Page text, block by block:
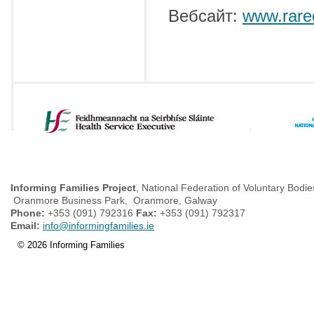
Вебсайт:
Informing Families Project , National Federation of Voluntary
Oranmore Business Park, Oranmore, Galway
Phone: +353 (091) 792316 Fax: +353 (091) 792317
Email: info@informingfamilies.ie
© 2026 Informing Families